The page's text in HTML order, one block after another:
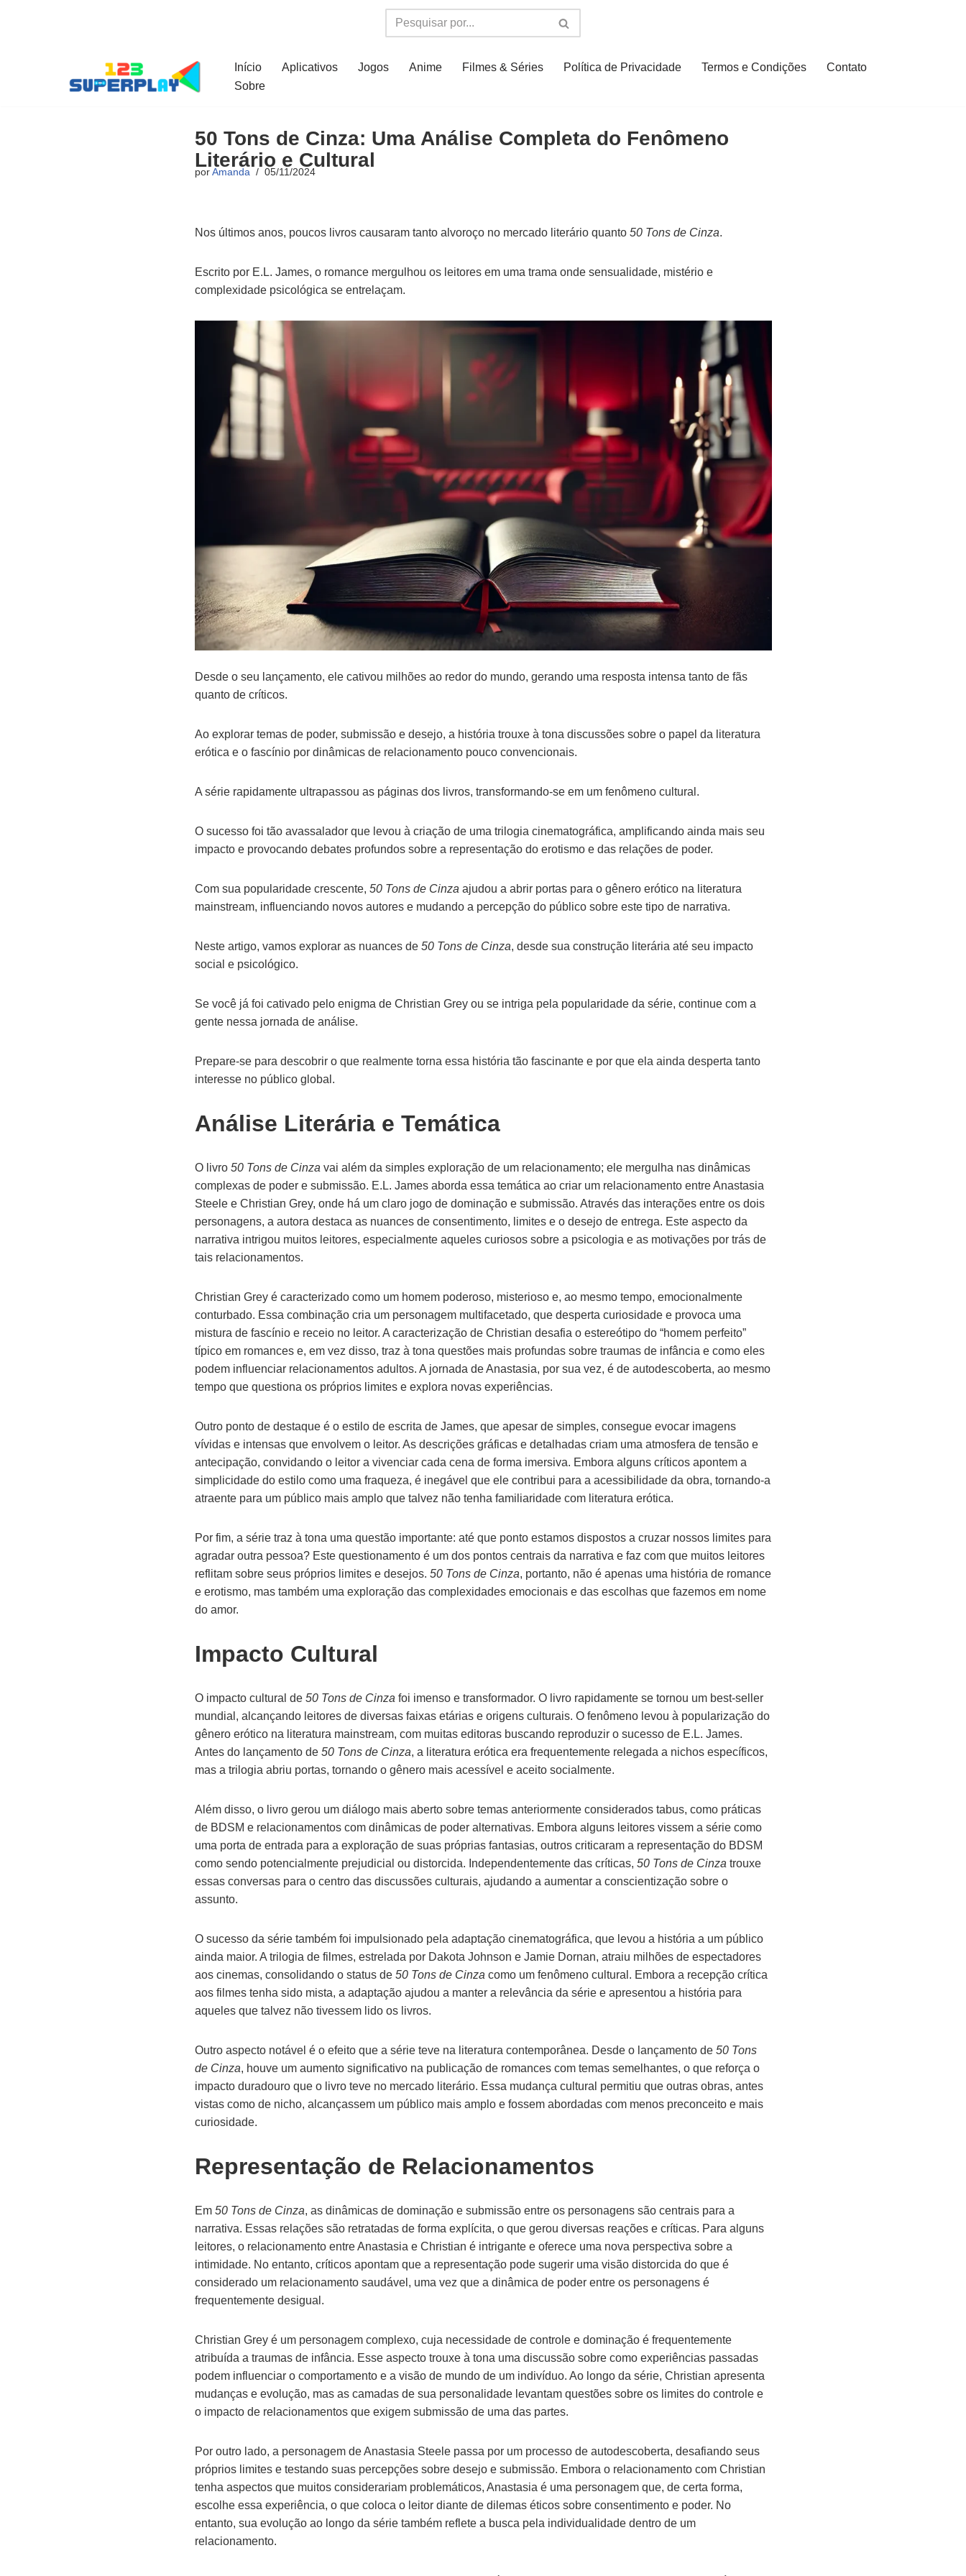
Início Aplicativos Jogos Anime Filmes & Séries Política de Privacidade Termos e Condições
Contato
Sobre
50 Tons de Cinza: Uma Análise Completa do Fenômeno
Literário e Cultural
porAmanda 05/11/2024
Nos últimos anos, poucos livros causaram tanto alvoroço no mercado literário quanto 50 Tons de Cinza.
Escrito por E.L. James, o romance mergulhou os leitores em uma trama onde sensualidade, mistério e
complexidade psicológica se entrelaçam.
Desde o seu lançamento, ele cativou milhões ao redor do mundo, gerando uma resposta intensa tanto de fãs
quanto de críticos.
Ao explorar temas de poder, submissão e desejo, a história trouxe à tona discussões sobre o papel da literatura
erótica e o fascínio por dinâmicas de relacionamento pouco convencionais.
A série rapidamente ultrapassou as páginas dos livros, transformando-se em um fenômeno cultural.
O sucesso foi tão avassalador que levou à criação de uma trilogia cinematográfica, amplificando ainda mais seu
impacto e provocando debates profundos sobre a representação do erotismo e das relações de poder.
Com sua popularidade crescente, 50 Tons de Cinza ajudou a abrir portas para o gênero erótico na literatura
mainstream, influenciando novos autores e mudando a percepção do público sobre este tipo de narrativa.
Neste artigo, vamos explorar as nuances de 50 Tons de Cinza, desde sua construção literária até seu impacto
social e psicológico.
Se você já foi cativado pelo enigma de Christian Grey ou se intriga pela popularidade da série, continue com a
gente nessa jornada de análise.
Prepare-se para descobrir o que realmente torna essa história tão fascinante e por que ela ainda desperta tanto
interesse no público global.
Análise Literária e Temática
O livro 50 Tons de Cinza vai além da simples exploração de um relacionamento; ele mergulha nas dinâmicas
complexas de poder e submissão. E.L. James aborda essa temática ao criar um relacionamento entre Anastasia
Steele e Christian Grey, onde há um claro jogo de dominação e submissão. Através das interações entre os dois
personagens, a autora destaca as nuances de consentimento, limites e o desejo de entrega. Este aspecto da
narrativa intrigou muitos leitores, especialmente aqueles curiosos sobre a psicologia e as motivações por trás de
tais relacionamentos.
Christian Grey é caracterizado como um homem poderoso, misterioso e, ao mesmo tempo, emocionalmente
conturbado. Essa combinação cria um personagem multifacetado, que desperta curiosidade e provoca uma
mistura de fascínio e receio no leitor. A caracterização de Christian desafia o estereótipo do “homem perfeito”
típico em romances e, em vez disso, traz à tona questões mais profundas sobre traumas de infância e como eles
podem influenciar relacionamentos adultos. A jornada de Anastasia, por sua vez, é de autodescoberta, ao mesmo
tempo que questiona os próprios limites e explora novas experiências.
Outro ponto de destaque é o estilo de escrita de James, que apesar de simples, consegue evocar imagens
vívidas e intensas que envolvem o leitor. As descrições gráficas e detalhadas criam uma atmosfera de tensão e
antecipação, convidando o leitor a vivenciar cada cena de forma imersiva. Embora alguns críticos apontem a
simplicidade do estilo como uma fraqueza, é inegável que ele contribui para a acessibilidade da obra, tornando-a
atraente para um público mais amplo que talvez não tenha familiaridade com literatura erótica.
Por fim, a série traz à tona uma questão importante: até que ponto estamos dispostos a cruzar nossos limites para
agradar outra pessoa? Este questionamento é um dos pontos centrais da narrativa e faz com que muitos leitores
reflitam sobre seus próprios limites e desejos. 50 Tons de Cinza, portanto, não é apenas uma história de romance
e erotismo, mas também uma exploração das complexidades emocionais e das escolhas que fazemos em nome
do amor.
Impacto Cultural
O impacto cultural de 50 Tons de Cinza foi imenso e transformador. O livro rapidamente se tornou um best-seller
mundial, alcançando leitores de diversas faixas etárias e origens culturais. O fenômeno levou à popularização do
gênero erótico na literatura mainstream, com muitas editoras buscando reproduzir o sucesso de E.L. James.
Antes do lançamento de 50 Tons de Cinza, a literatura erótica era frequentemente relegada a nichos específicos,
mas a trilogia abriu portas, tornando o gênero mais acessível e aceito socialmente.
Além disso, o livro gerou um diálogo mais aberto sobre temas anteriormente considerados tabus, como práticas
de BDSM e relacionamentos com dinâmicas de poder alternativas. Embora alguns leitores vissem a série como
uma porta de entrada para a exploração de suas próprias fantasias, outros criticaram a representação do BDSM
como sendo potencialmente prejudicial ou distorcida. Independentemente das críticas, 50 Tons de Cinza trouxe
essas conversas para o centro das discussões culturais, ajudando a aumentar a conscientização sobre o
assunto.
O sucesso da série também foi impulsionado pela adaptação cinematográfica, que levou a história a um público
ainda maior. A trilogia de filmes, estrelada por Dakota Johnson e Jamie Dornan, atraiu milhões de espectadores
aos cinemas, consolidando o status de 50 Tons de Cinza como um fenômeno cultural. Embora a recepção crítica
aos filmes tenha sido mista, a adaptação ajudou a manter a relevância da série e apresentou a história para
aqueles que talvez não tivessem lido os livros.
Outro aspecto notável é o efeito que a série teve na literatura contemporânea. Desde o lançamento de 50 Tons
de Cinza, houve um aumento significativo na publicação de romances com temas semelhantes, o que reforça o
impacto duradouro que o livro teve no mercado literário. Essa mudança cultural permitiu que outras obras, antes
vistas como de nicho, alcançassem um público mais amplo e fossem abordadas com menos preconceito e mais
curiosidade.
Representação de Relacionamentos
Em 50 Tons de Cinza, as dinâmicas de dominação e submissão entre os personagens são centrais para a
narrativa. Essas relações são retratadas de forma explícita, o que gerou diversas reações e críticas. Para alguns
leitores, o relacionamento entre Anastasia e Christian é intrigante e oferece uma nova perspectiva sobre a
intimidade. No entanto, críticos apontam que a representação pode sugerir uma visão distorcida do que é
considerado um relacionamento saudável, uma vez que a dinâmica de poder entre os personagens é
frequentemente desigual.
Christian Grey é um personagem complexo, cuja necessidade de controle e dominação é frequentemente
atribuída a traumas de infância. Esse aspecto trouxe à tona uma discussão sobre como experiências passadas
podem influenciar o comportamento e a visão de mundo de um indivíduo. Ao longo da série, Christian apresenta
mudanças e evolução, mas as camadas de sua personalidade levantam questões sobre os limites do controle e
o impacto de relacionamentos que exigem submissão de uma das partes.
Por outro lado, a personagem de Anastasia Steele passa por um processo de autodescoberta, desafiando seus
próprios limites e testando suas percepções sobre desejo e submissão. Embora o relacionamento com Christian
tenha aspectos que muitos considerariam problemáticos, Anastasia é uma personagem que, de certa forma,
escolhe essa experiência, o que coloca o leitor diante de dilemas éticos sobre consentimento e poder. No
entanto, sua evolução ao longo da série também reflete a busca pela individualidade dentro de um
relacionamento.